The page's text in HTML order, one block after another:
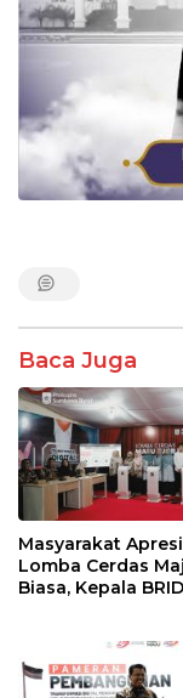
Baca Juga
Masyarakat
Lomba Cerdas
Biasa, Kepala